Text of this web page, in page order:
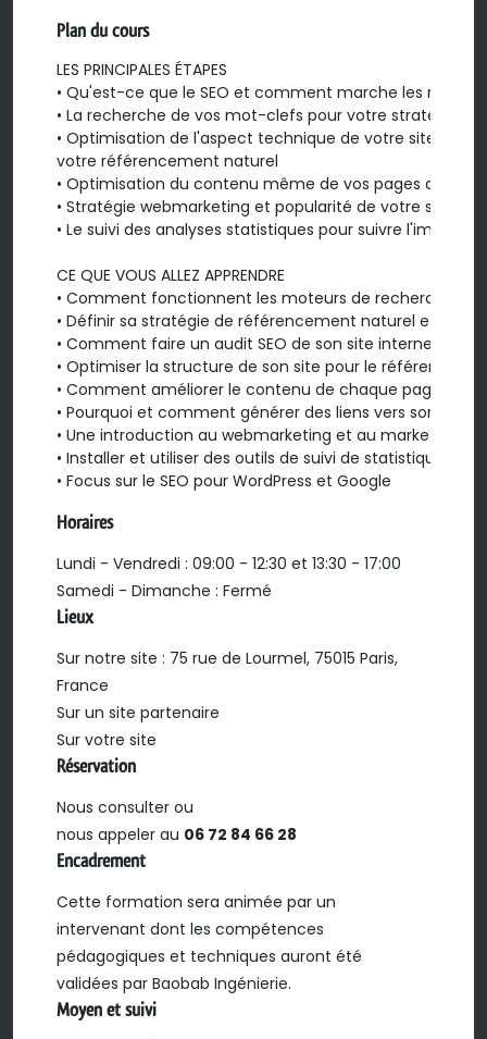
Plan du cours
LES PRINCIPALES ÉTAPES
• Qu'est-ce que le SEO et comment marche les
• La recherche de vos mot-clefs pour votre stratégie
• Optimisation de l'aspect technique de votre site
votre référencement naturel
• Optimisation du contenu même de vos pages de
• Stratégie webmarketing et popularité de votre site
• Le suivi des analyses statistiques pour suivre
CE QUE VOUS ALLEZ APPRENDRE
• Comment fonctionnent les moteurs de recherche
• Définir sa stratégie de référencement naturel et
• Comment faire un audit SEO de son site internet
• Optimiser la structure de son site pour le
• Comment améliorer le contenu de chaque page de
• Pourquoi et comment générer des liens vers son site
• Une introduction au webmarketing et au marketing
• Installer et utiliser des outils de suivi de statistiques
• Focus sur le SEO pour WordPress et Google
Horaires
Lundi - Vendredi : 09:00 - 12:30 et 13:30 - 17:00
Samedi - Dimanche : Fermé
Lieux
Sur notre site : 75 rue de Lourmel, 75015 Paris,
France
Sur un site partenaire
Sur votre site
Réservation
Nous consulter ou
nous appeler au 06 72 84 66 28
Encadrement
Cette formation sera animée par un
intervenant dont les compétences
pédagogiques et techniques auront été
validées par Baobab Ingénierie.
Moyen et suivi